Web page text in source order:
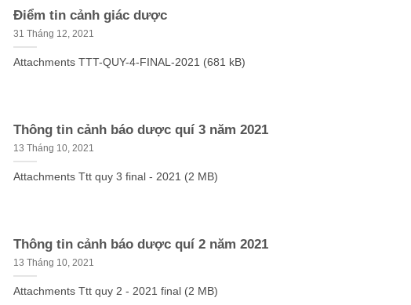
Điểm tin cảnh giác dược
31 Tháng 12, 2021
Attachments TTT-QUY-4-FINAL-2021 (681 kB)
Thông tin cảnh báo dược quí 3 năm 2021
13 Tháng 10, 2021
Attachments Ttt quy 3 final - 2021 (2 MB)
Thông tin cảnh báo dược quí 2 năm 2021
13 Tháng 10, 2021
Attachments Ttt quy 2 - 2021 final (2 MB)